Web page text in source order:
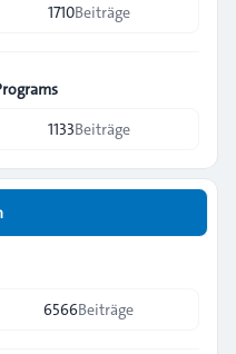
1710Beiträge
1133Beiträge
6566Beiträge